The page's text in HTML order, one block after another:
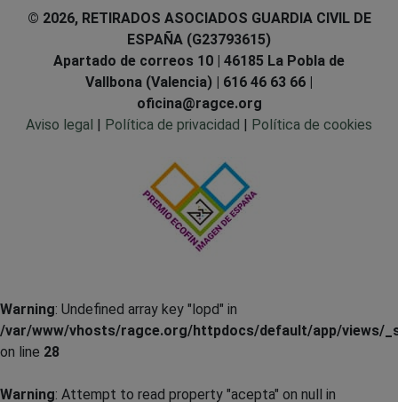
© 2026, RETIRADOS ASOCIADOS GUARDIA CIVIL DE
ESPAÑA (G23793615)
Apartado de correos 10 | 46185 La Pobla de
Vallbona (Valencia) | 616 46 63 66 |
oficina@ragce.org
Aviso legal | Política de privacidad | Política de cookies
Warning: Undefined array key "lopd" in
/var/www/vhosts/ragce.org/httpdocs/default/app/views/
on line 28
Warning: Attempt to read property "acepta" on null in